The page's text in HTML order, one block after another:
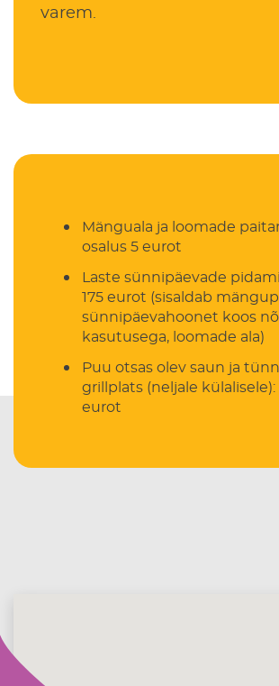
varem.
Mänguala ja loomade
osalus 5 eurot
Laste sünnipäevade
175 eurot (sisaldab
sünnipäevahoonet koos
kasutusega, loomade ala)
Puu otsas olev saun ja
grillplats (neljale
eurot